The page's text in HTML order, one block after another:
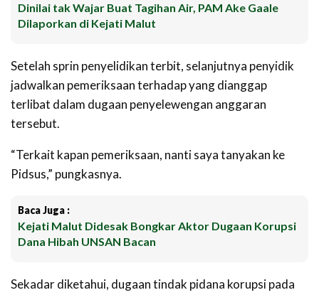
Dinilai tak Wajar Buat Tagihan Air, PAM Ake Gaale
Dilaporkan di Kejati Malut
Setelah sprin penyelidikan terbit, selanjutnya penyidik
jadwalkan pemeriksaan terhadap yang dianggap
terlibat dalam dugaan penyelewengan anggaran
tersebut.
“Terkait kapan pemeriksaan, nanti saya tanyakan ke
Pidsus,” pungkasnya.
Baca Juga :
Kejati Malut Didesak Bongkar Aktor Dugaan Korupsi
Dana Hibah UNSAN Bacan
Sekadar diketahui, dugaan tindak pidana korupsi pada